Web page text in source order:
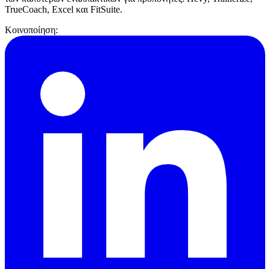
TrueCoach, Excel και FitSuite.
Κοινοποίηση: